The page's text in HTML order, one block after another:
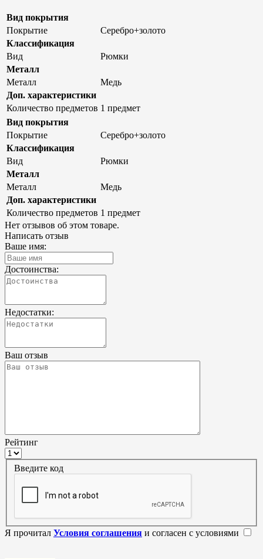
Вид покрытия
Покрытие
Серебро+золото
Классификация
Вид
Рюмки
Металл
Металл
Медь
Доп. характеристики
Количество предметов 1 предмет
Вид покрытия
Покрытие
Серебро+золото
Классификация
Вид
Рюмки
Металл
Металл
Медь
Доп. характеристики
Количество предметов 1 предмет
Нет отзывов об этом товаре.
Написать отзыв
Ваше имя:
Достоинства:
Недостатки:
Ваш отзыв
Рейтинг
Введите код
Я прочитал Условия соглашения и согласен с условиями